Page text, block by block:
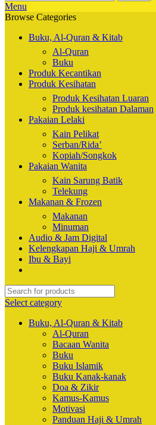
Menu
Browse Categories
Buku, Al-Quran & Kitab
Al-Quran
Buku
Produk Kecantikan
Produk Kesihatan
Produk Kesihatan Luaran
Produk kesihatan Dalaman
Pakaian Lelaki
Kain Pelikat
Serban/Rida’
Kopiah/Songkok
Pakaian Wanita
Kain Sarung Batik
Telekung
Makanan & Frozen
Makanan
Minuman
Audio & Jam Digital
Kelengkapan Haji & Umrah
Ibu & Bayi
Select category
Buku, Al-Quran & Kitab
Al-Quran
Bacaan Wanita
Buku
Buku Islamik
Buku Kanak-kanak
Doa & Zikir
Kamus-Kamus
Motivasi
Panduan Haji & Umrah